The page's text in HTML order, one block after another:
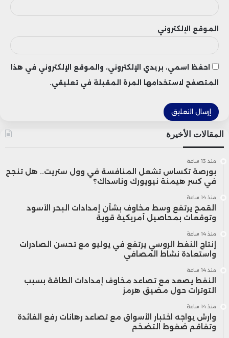
الموقع الإلكتروني
احفظ اسمي، بريدي الإلكتروني، والموقع الإلكتروني في هذا
المتصفح لاستخدامها المرة المقبلة في تعليقي.
المقالات الأخيرة
منذ 13 ساعة
بورصة تكساس تشعل المنافسة في وول ستريت.. هل تنجح
في كسر هيمنة نيويورك وناسداك؟
منذ 14 ساعة
القمح يرتفع وسط مخاوف بشأن إمدادات البحر الأسود
وتوقعات بمحاصيل أمريكية قوية
منذ 14 ساعة
إنتاج النفط الروسي يرتفع في يوليو مع تحسن الصادرات
واستعادة نشاط المصافي
منذ 14 ساعة
النفط يصعد مع تصاعد مخاوف إمدادات الطاقة بسبب
التوترات حول مضيق هرمز
منذ 14 ساعة
وارش يواجه اختبار الأسواق مع تصاعد رهانات رفع الفائدة
وتفاقم ضغوط التضخم